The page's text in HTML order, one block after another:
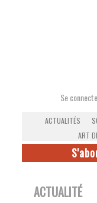
Se
ACTUALITÉS
ART
ACTUALITÉ